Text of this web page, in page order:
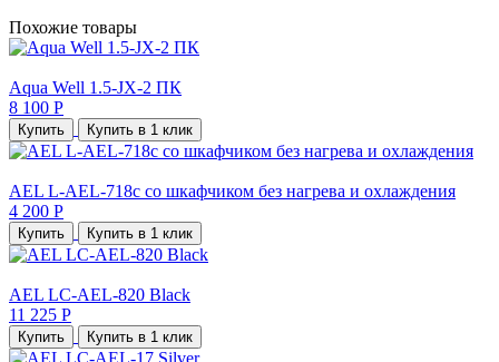
Похожие товары
Aqua Well 1.5-JX-2 ПК
8 100 Р
Купить Купить в 1 клик
AEL L-AEL-718c со шкафчиком без нагрева и охлаждения
4 200 Р
Купить Купить в 1 клик
AEL LC-AEL-820 Black
11 225 Р
Купить Купить в 1 клик